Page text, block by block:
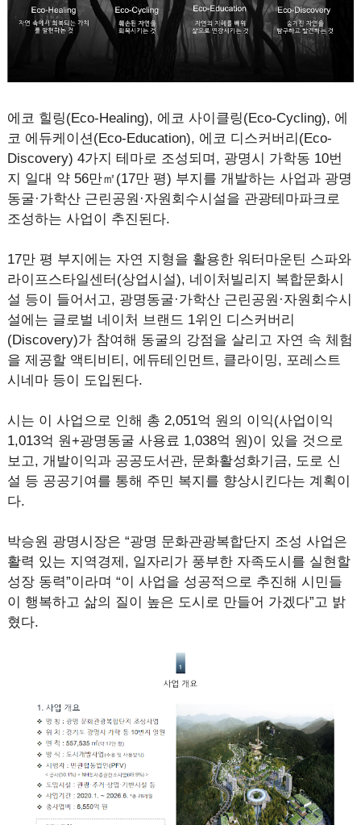
에코 힐링(Eco-Healing), 에코 사이클링(Eco-Cycling), 에
코 에듀케이션(Eco-Education), 에코 디스커버리(Eco-
Discovery) 4가지 테마로 조성되며, 광명시 가학동 10번
지 일대 약 56만㎡(17만 평) 부지를 개발하는 사업과 광명
동굴·가학산 근린공원·자원회수시설을 관광테마파크로
조성하는 사업이 추진된다.
17만 평 부지에는 자연 지형을 활용한 워터마운틴 스파와
라이프스타일센터(상업시설), 네이처빌리지 복합문화시
설 등이 들어서고, 광명동굴·가학산 근린공원·자원회수시
설에는 글로벌 네이처 브랜드 1위인 디스커버리
(Discovery)가 참여해 동굴의 강점을 살리고 자연 속 체험
을 제공할 액티비티, 에듀테인먼트, 클라이밍, 포레스트
시네마 등이 도입된다.
시는 이 사업으로 인해 총 2,051억 원의 이익(사업이익
1,013억 원+광명동굴 사용료 1,038억 원)이 있을 것으로
보고, 개발이익과 공공도서관, 문화활성화기금, 도로 신
설 등 공공기여를 통해 주민 복지를 향상시킨다는 계획이
다.
박승원 광명시장은 “광명 문화관광복합단지 조성 사업은
활력 있는 지역경제, 일자리가 풍부한 자족도시를 실현할
성장 동력”이라며 “이 사업을 성공적으로 추진해 시민들
이 행복하고 삶의 질이 높은 도시로 만들어 가겠다”고 밝
혔다.